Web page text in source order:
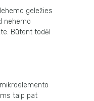
geležies
nehemo
Būtent todėl
taip pat